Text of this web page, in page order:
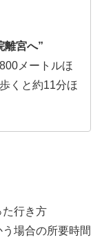
離宮へ”
メートルほ
くと約11分ほ
た行き方
場合の所要時間